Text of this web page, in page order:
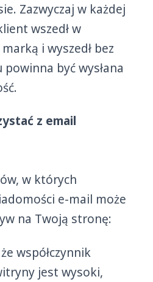
Zazwyczaj w każdej
wszedł w
i wyszedł bez
być wysłana
z email
w których
e-mail może
na Twoją stronę:
współczynnik
jest wysoki,